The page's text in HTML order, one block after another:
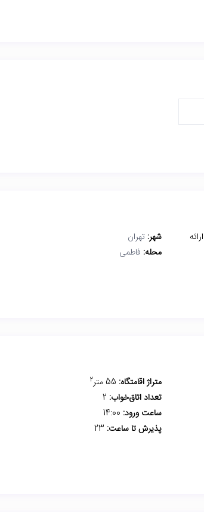
شهر: تهران
محله: فاطمی
متراژ اقامتگاه: 2
تعداد اتاق‌خواب:
ساعت ورود:
پذیرش تا ساعت: